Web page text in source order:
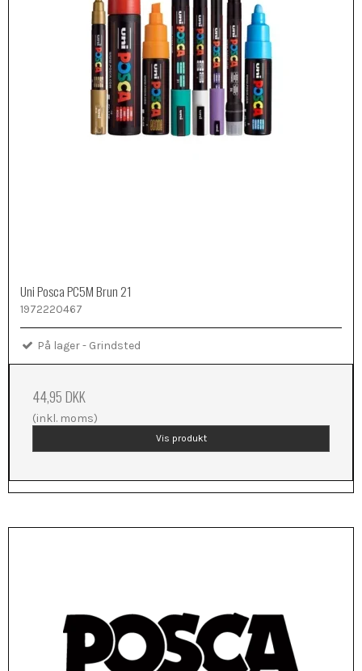
Uni Posca PC5M Brun 21
1972220467
På lager - Grindsted
44,95 DKK
(inkl. moms)
Vis produkt